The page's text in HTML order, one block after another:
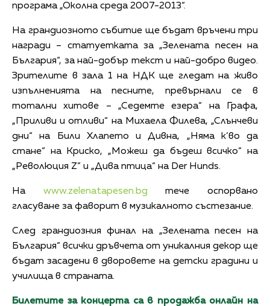
програма „Околна среда 2007-2013“.
На грандиозното събитие ще бъдат връчени три
награди – статуетката за „Зелената песен на
България“, за най-добър текст и най-добро видео.
Зрителите в зала 1 на НДК ще гледат на живо
изпълненията на песните, превърнали се в
тотални хитове – „Седемте езера“ на Графа,
„Приливи и отливи“ на Михаела Филева, „Слънчеви
дни“ на Били Хлапето и Дивна, „Няма к‘во да
стане“ на Криско, „Можеш да бъдеш всичко“ на
„Революция Z” и „Дива птица“ на Der Hunds.
На www.zelenatapesen.bg тече оспорвано
гласуване за фаворит в музикалното състезание.
След грандиозния финал на „Зелената песен на
България“ всички дръвчета от уникалния декор ще
бъдат засадени в дворовете на детски градини и
училища в страната.
Билетите за концерта са в продажба онлайн на